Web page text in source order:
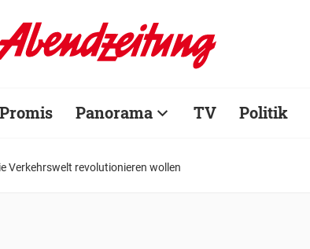
Promis Panorama TV Politik
Verkehrswelt revolutionieren wollen